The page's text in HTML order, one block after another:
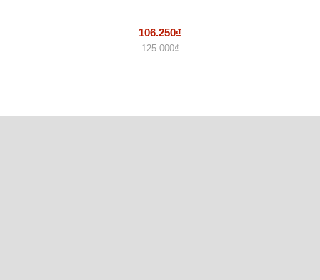
106.250₫
125.000₫